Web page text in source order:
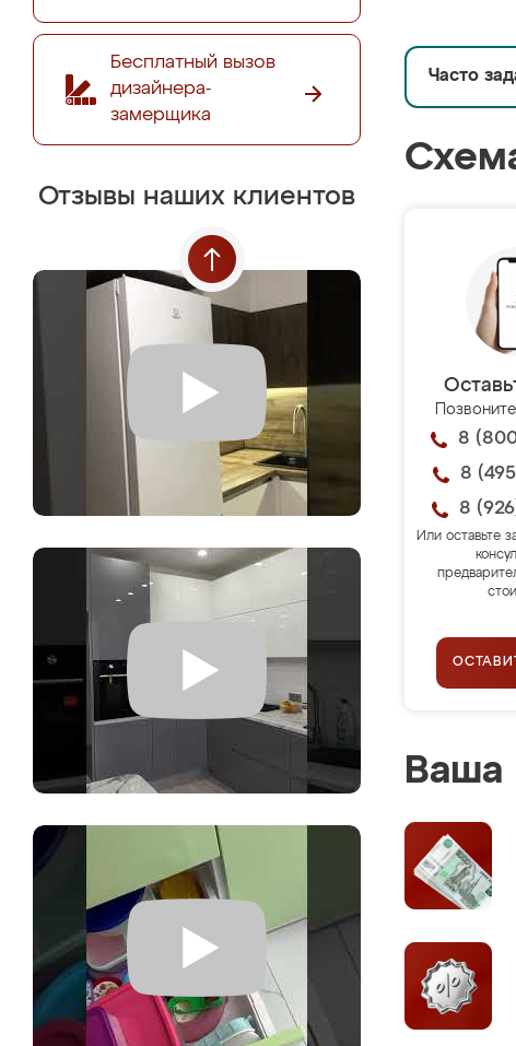
Бесплатный вызов
дизайнера-
замерщика
Отзывы наших клиентов
Часто
8
8
8
Или оставьте
Ваша